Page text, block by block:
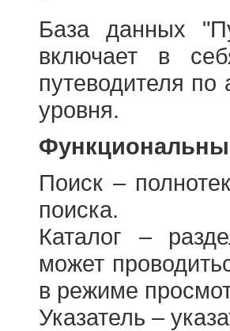
База данных
включает в
путеводителя
уровня.
Поиск –
поиска.
Каталог –
может
в режиме
Указатель –